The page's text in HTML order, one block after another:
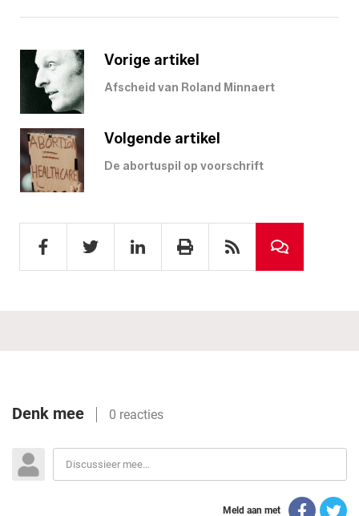
Vorige artikel
Afscheid van Roland Minnaert
Volgende artikel
De abortuspil op voorschrift